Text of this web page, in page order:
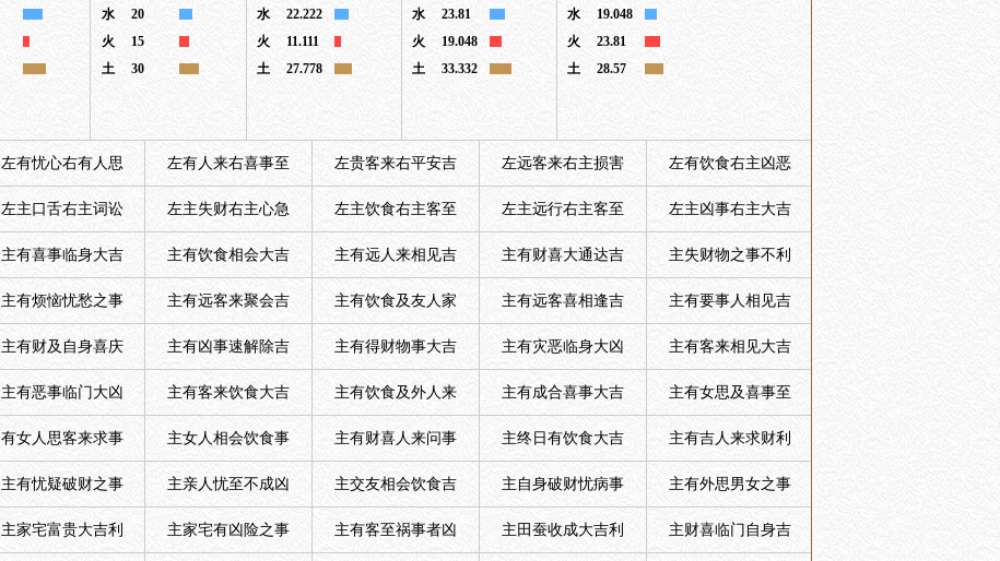
水
20
火
15
土
30
水
22.222
火
11.111
土
27.778
水
23.81
火
19.048
土
33.332
水
19.048
火
23.81
土
28.57
左有忧心右有人思 左有人来右喜事至 左贵客来右平安吉 左远客来右主损害 左有饮食右主凶恶
左主口舌右主词讼 左主失财右主心急 左主饮食右主客至 左主远行右主客至 左主凶事右主大吉
主有喜事临身大吉 主有饮食相会大吉 主有远人来相见吉 主有财喜大通达吉 主失财物之事不利
主有烦恼忧愁之事 主有远客来聚会吉 主有饮食及友人家 主有远客喜相逢吉 主有要事人相见吉
主有财及自身喜庆 主有凶事速解除吉 主有得财物事大吉 主有灾恶临身大凶 主有客来相见大吉
主有恶事临门大凶 主有客来饮食大吉 主有饮食及外人来 主有成合喜事大吉 主有女思及喜事至
有女人思客来求事 主女人相会饮食事 主有财喜人来问事 主终日有饮食大吉 主有吉人来求财利
主有忧疑破财之事 主亲人忧至不成凶 主交友相会饮食吉 主自身破财忧病事 主有外思男女之事
主家宅富贵大吉利 主家宅有凶险之事 主有客至祸事者凶 主田蚕收成大吉利 主财喜临门自身吉